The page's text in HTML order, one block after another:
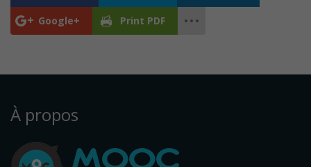
Google+ Print PDF
À propos